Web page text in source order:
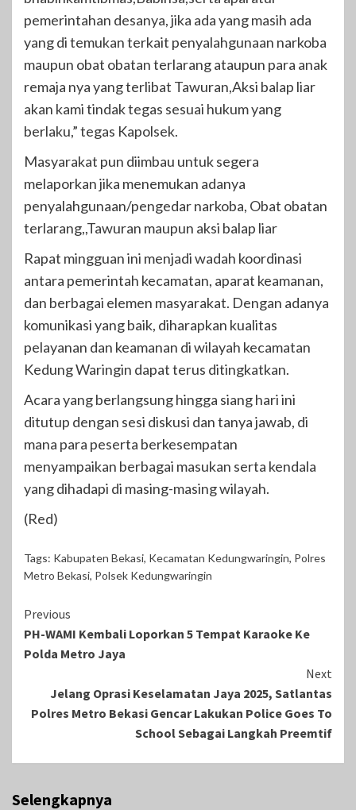
pemerintahan desanya, jika ada yang masih ada
yang di temukan terkait penyalahgunaan narkoba
maupun obat obatan terlarang ataupun para anak
remaja nya yang terlibat Tawuran,Aksi balap liar
akan kami tindak tegas sesuai hukum yang
berlaku,” tegas Kapolsek.
Masyarakat pun diimbau untuk segera
melaporkan jika menemukan adanya
penyalahgunaan/pengedar narkoba, Obat obatan
terlarang,,Tawuran maupun aksi balap liar
Rapat mingguan ini menjadi wadah koordinasi
antara pemerintah kecamatan, aparat keamanan,
dan berbagai elemen masyarakat. Dengan adanya
komunikasi yang baik, diharapkan kualitas
pelayanan dan keamanan di wilayah kecamatan
Kedung Waringin dapat terus ditingkatkan.
Acara yang berlangsung hingga siang hari ini
ditutup dengan sesi diskusi dan tanya jawab, di
mana para peserta berkesempatan
menyampaikan berbagai masukan serta kendala
yang dihadapi di masing-masing wilayah.
(Red)
Tags: Kabupaten Bekasi, Kecamatan Kedungwaringin, Polres
Metro Bekasi, Polsek Kedungwaringin
Continue
Reading
Previous
PH-WAMI Kembali Loporkan 5 Tempat Karaoke Ke
Polda Metro Jaya
Next
Jelang Oprasi Keselamatan Jaya 2025, Satlantas
Polres Metro Bekasi Gencar Lakukan Police Goes To
School Sebagai Langkah Preemtif
Selengkapnya